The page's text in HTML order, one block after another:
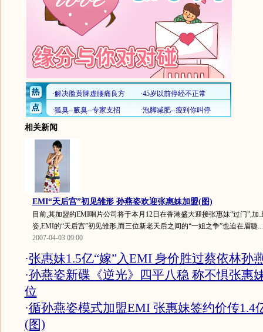
相关新闻
EMI“天后宫”初见雏形 孙燕姿欢迎张惠妹加盟(图)
目前,其加盟的EMI唱片公司将于本月12日在香港盛大迎接张惠妹“过门”,加
姿,EMI的“天后宫”初见雏形,而三位新老天后之间的“一姐之争”也迫在眉睫...
2007-04-03 09:00
·张惠妹1.5亿“嫁”入EMI 身价胜过蔡依林孙
·孙燕姿新碟《逆光》四平八稳 称不惧张惠
位
·循孙燕姿模式加盟EMI 张惠妹签约价传1.4
(图)